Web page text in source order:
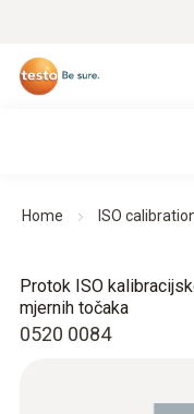
Home ISO
0520 0084
Protok ISO
mjernih točaka